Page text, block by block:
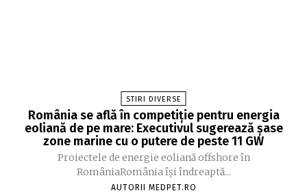
STIRI DIVERSE
România se află în competiție pentru energia
eoliană de pe mare: Executivul sugerează șase
zone marine cu o putere de peste 11 GW
Proiectele de energie eoliană offshore în
RomâniaRomânia își îndreaptă...
AUTORII MEDPET.RO